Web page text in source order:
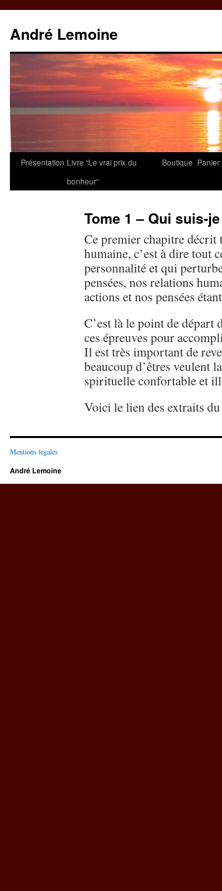
André Lemoine
Aller
Présentation Livre “Le vrai prix du
bonheur”
Boutique Panier
Tome 1 – Qui suis-
Ce premier chapitre décrit
humaine, c’est à dire tout
personnalité et qui
pensées, nos relations
actions et nos pensées
C’est là le point de départ
ces épreuves pour
Il est très important de
beaucoup d’êtres veulent
spirituelle confortable et
Voici le lien des extraits
Mentions legales
André Lemoine